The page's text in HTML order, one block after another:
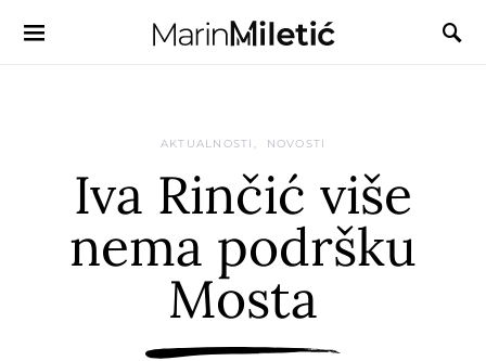
AKTUALNOSTI NOVOSTI
Iva Rinčić više
nema podršku
Mosta